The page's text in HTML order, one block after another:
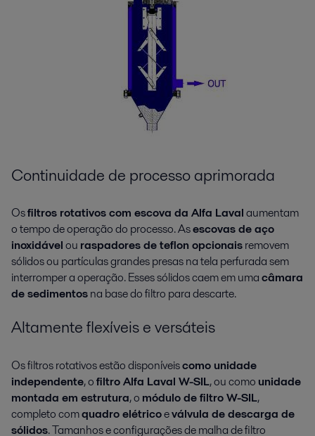
Continuidade de processo aprimorada
Osfiltros rotativos com escova da Alfa Lavalaumentam
o tempo de operação do processo. Asescovas de aço
inoxidávelou raspadores de teflon opcionaisremovem
sólidos ou partículas grandes presas na tela perfurada sem
interromper a operação. Esses sólidos caem em umacâmara
de sedimentosna base do filtro para descarte.
Altamente flexíveis e versáteis
Os filtros rotativos estão disponíveiscomo unidade
independente, ofiltro Alfa Laval W-SIL, ou como unidade
montada em estrutura, o módulo de filtro W-SIL,
completo comquadro elétricoeválvula de descarga de
sólidos. Tamanhos e configurações de malha de filtro